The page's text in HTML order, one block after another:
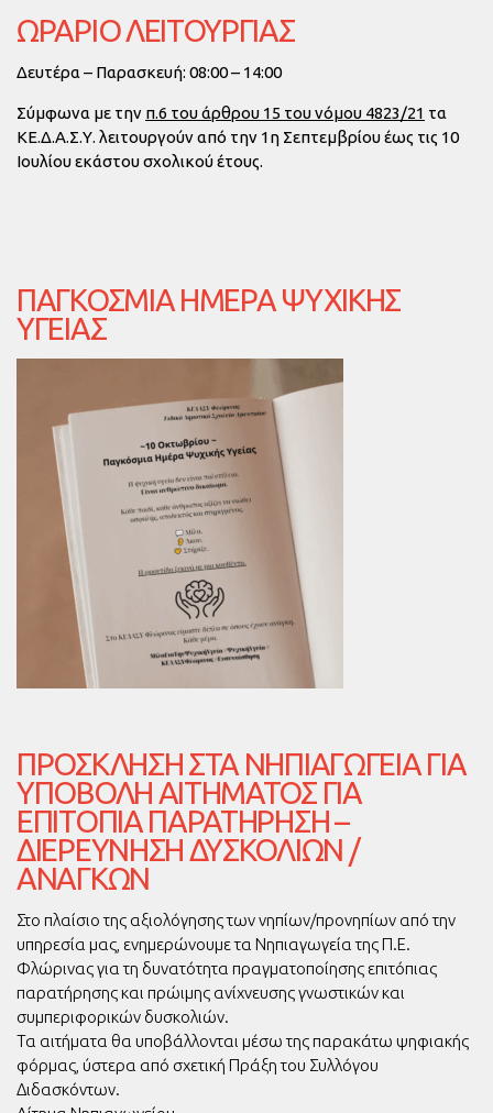
ΩΡΑΡΙΟ ΛΕΙΤΟΥΡΓΙΑΣ
Δευτέρα – Παρασκευή: 08:00 – 14:00
Σύμφωνα με την π.6 του άρθρου 15 του νόμου 4823/21 τα
ΚΕ.Δ.Α.Σ.Υ. λειτουργούν από την 1η Σεπτεμβρίου έως τις 10
Ιουλίουεκάστου σχολικού έτους.
ΠΑΓΚΌΣΜΙΑ ΗΜΈΡΑ ΨΥΧΙΚΉΣ
ΥΓΕΊΑΣ
ΠΡΌΣΚΛΗΣΗ ΣΤΑ ΝΗΠΙΑΓΩΓΕΊΑ ΓΙΑ
ΥΠΟΒΟΛΉ ΑΙΤΉΜΑΤΟΣ ΓΙΑ
ΕΠΙΤΌΠΙΑ ΠΑΡΑΤΉΡΗΣΗ –
ΔΙΕΡΕΎΝΗΣΗ ΔΥΣΚΟΛΙΏΝ /
ΑΝΑΓΚΏΝ
Στο πλαίσιο της αξιολόγησης των νηπίων/προνηπίων από την
υπηρεσία μας, ενημερώνουμε τα Νηπιαγωγεία της Π.Ε.
Φλώρινας για τη δυνατότητα πραγματοποίησης επιτόπιας
παρατήρησης και πρώιμης ανίχνευσης γνωστικών και
συμπεριφορικών δυσκολιών.
Τα αιτήματα θα υποβάλλονται μέσω της παρακάτω ψηφιακής
φόρμας, ύστερα από σχετική Πράξη του Συλλόγου
Διδασκόντων.